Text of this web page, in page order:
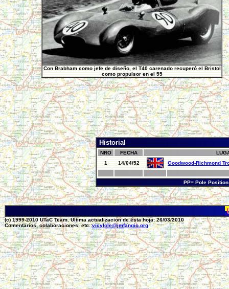
Con Brabham como jefe de diseño, el T40 carenado recuperó el Bristol
como propulsor en el 55
Historial
NRO FECHA
1
14/04/52 Goodwood-Richmond
PP= Pole
(c) 1999-2010 UTaC Team. Ultima actualización de ésta hoja: 26/03/2010
Comentarios, colaboraciones, etc.:vicylole@jmfangio.org